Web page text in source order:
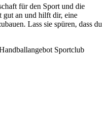
für den Sport und die
an und hilft dir, eine
Lass sie spüren, dass du
Sportclub